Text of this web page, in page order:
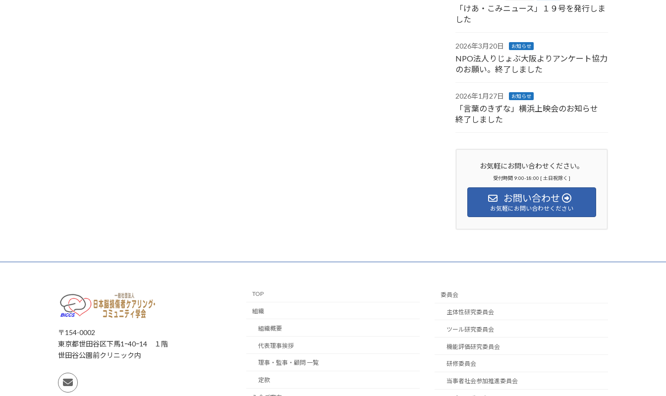
「けあ・こみニュース」１９号を発行しま
した
2026年3月20日 お知らせ
NPO法人りじょぶ大阪よりアンケート協力
のお願い。終了しました
2026年1月27日 お知らせ
「言葉のきずな」横浜上映会のお知らせ
終了しました
お気軽にお問い合わせください。
受付時間 9:00-18:00 [ 土日祝除く ]
お問い合わせ
お気軽にお問い合わせください
〒154-0002
東京都世田谷区下馬1ｰ40ｰ14 １階
世田谷公園前クリニック内
TOP
組織
組織概要
代表理事挨拶
理事・監事・顧問 一覧
定款
委員会
主体性研究委員会
ツール研究委員会
機能評価研究委員会
研修委員会
当事者社会参加推進委員会